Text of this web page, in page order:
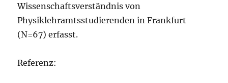
Wissenschaftsverständnis von
Physiklehramtsstudierenden in Frankfurt
(N=67) erfasst.
Referenz: